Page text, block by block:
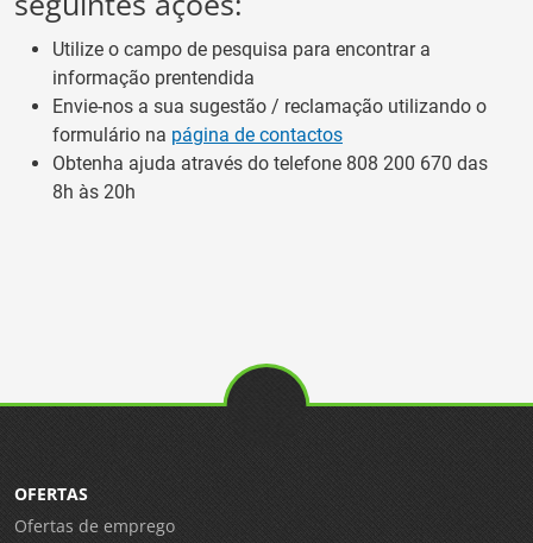
Utilize o campo de pesquisa para encontrar a
informação prentendida
Envie-nos a sua sugestão / reclamação utilizando o
formulário na página de contactos
Obtenha ajuda através do telefone 808 200 670 das
8h às 20h
OFERTAS
Ofertas de emprego